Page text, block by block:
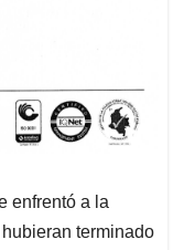
enfrentó a la
terminado